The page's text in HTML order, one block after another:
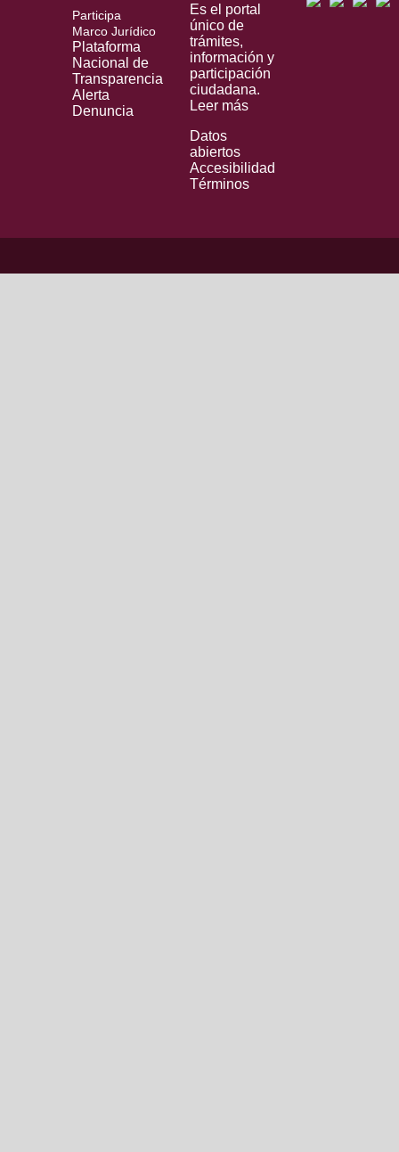
Participa
Marco Jurídico
Plataforma
Nacional de
Transparencia
Alerta
Denuncia
Es el portal
único de
trámites,
información y
participación
ciudadana.
Leer más
Datos
abiertos
Accesibilidad
Términos